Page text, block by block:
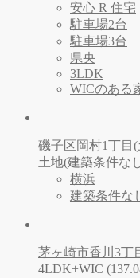
安心 R 住宅
駐車場2台
駐車場3台
県央
3LDK
WICのある
磯子区岡村1丁目
土地(建築条件な
横浜
建築条件な
茅ヶ崎市香川3丁
4LDK+WIC